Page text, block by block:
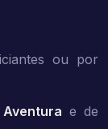
ou por
Aventura e de